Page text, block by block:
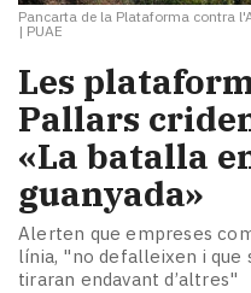
Pancarta de la Plataforma contra
| PUAE
Les
Pallars
«La batalla
guanyada»
Alerten que empreses
línia, "no defalleixen i que
tiraran endavant d’altres"